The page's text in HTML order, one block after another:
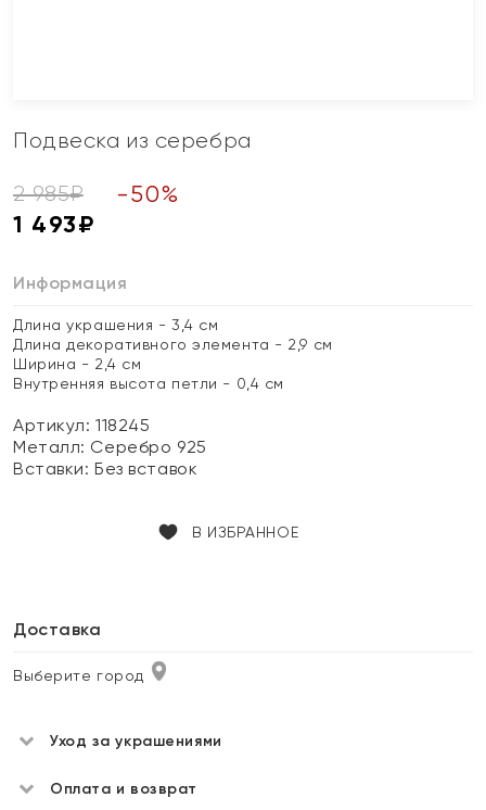
Подвеска из серебра
2 985₽ -50%
1 493₽
Информация
Длина украшения - 3,4 см
Длина декоративного элемента - 2,9 см
Ширина - 2,4 см
Внутренняя высота петли - 0,4 см
Артикул: 118245
Металл: Серебро 925
Вставки:Без вставок
В ИЗБРАННОЕ
Доставка
Выберите город
Уход за украшениями
Оплата и возврат